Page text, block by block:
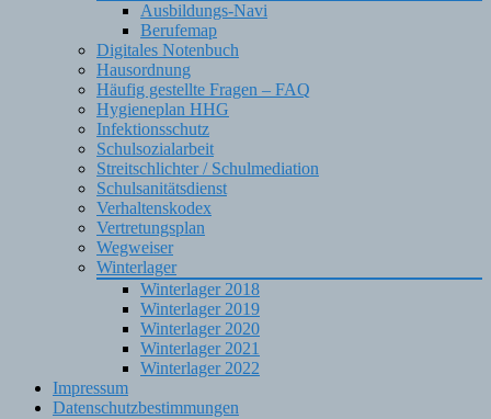
Ausbildungs-Navi
Berufemap
Digitales Notenbuch
Hausordnung
Häufig gestellte Fragen – FAQ
Hygieneplan HHG
Infektionsschutz
Schulsozialarbeit
Streitschlichter / Schulmediation
Schulsanitätsdienst
Verhaltenskodex
Vertretungsplan
Wegweiser
Winterlager
Winterlager 2018
Winterlager 2019
Winterlager 2020
Winterlager 2021
Winterlager 2022
Impressum
Datenschutzbestimmungen